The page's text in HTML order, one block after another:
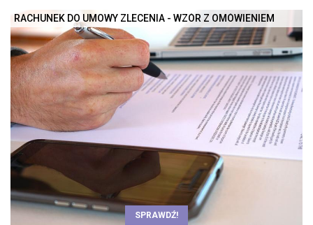
RACHUNEK DO UMOWY ZLECENIA - WZÓR Z OMÓWIENIEM
SPRAWDŹ!